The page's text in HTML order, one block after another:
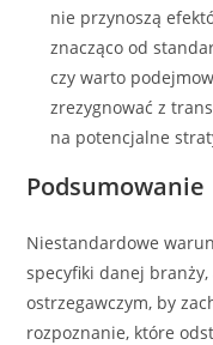
nie przynoszą
znacząco od
czy warto
zrezygnować z
na potencjalne
Podsumowanie
Niestandardowe
specyfiki danej branży,
ostrzegawczym, by
rozpoznanie, które